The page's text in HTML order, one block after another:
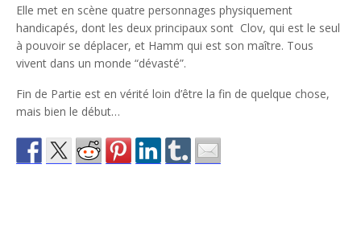
Elle met en scène quatre personnages physiquement
handicapés, dont les deux principaux sont Clov, qui est le seul
à pouvoir se déplacer, et Hamm qui est son maître. Tous
vivent dans un monde “dévasté”.
Fin de Partie est en vérité loin d’être la fin de quelque chose,
mais bien le début…